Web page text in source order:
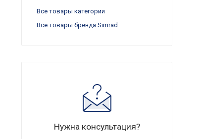
Все товары категории
Все товары бренда Simrad
Нужна консультация?